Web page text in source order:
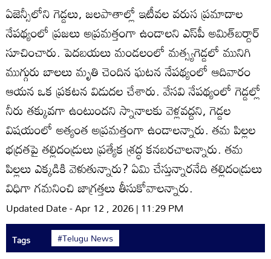
ఏజెన్సీలోని గెడ్డలు, జలపాతాల్లో ఇటీవల వరుస ప్రమాదాల
నేపథ్యంలో ప్రజలు అప్రమత్తంగా ఉండాలని ఎస్‌పీ అమిత్‌బర్దార్‌
సూచించారు. పెదబయలు మండలంలో మత్స్యగెడ్డలో మునిగి
ముగ్గురు బాలలు మృతి చెందిన ఘటన నేపథ్యంలో ఆదివారం
ఆయన ఒక ప్రకటన విడుదల చేశారు. వేసవి నేపథ్యంలో గెడ్డల్లో
నీరు తక్కువగా ఉంటుందని స్నానాలకు వెళ్లవద్దని, గెడ్డల
విషయంలో అత్యంత అప్రమత్తంగా ఉండాలన్నారు. తమ పిల్లల
భద్రతపై తల్లిదండ్రులు ప్రత్యేక శ్రద్ధ కనబరచాలన్నారు. తమ
పిల్లలు ఎక్కడికి వెళుతున్నారు? ఏమి చేస్తున్నారనేది తల్లిదండ్రులు
విధిగా గమనించి జాగ్రత్తలు తీసుకోవాలన్నారు.
Updated Date - Apr 12 , 2026 | 11:29 PM
Tags #Telugu News